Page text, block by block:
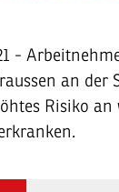
-
an der
Risiko an